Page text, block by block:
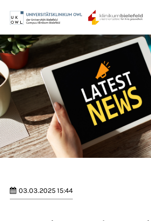
Login
Benutzername
Passwort
Anmelden
03.03.2025 15:44